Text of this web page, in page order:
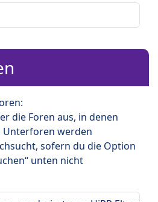
die Foren aus, in denen
Unterforen werden
sofern du die Option
unten nicht